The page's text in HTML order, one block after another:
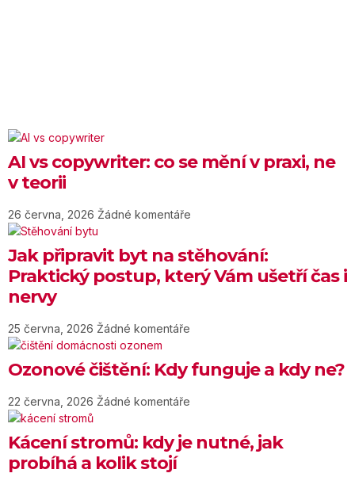
AI vs copywriter: co se mění v praxi, ne
v teorii
26 června, 2026 Žádné komentáře
Jak připravit byt na stěhování:
Praktický postup, který Vám ušetří čas i
nervy
25 června, 2026 Žádné komentáře
Ozonové čištění: Kdy funguje a kdy ne?
22 června, 2026 Žádné komentáře
Kácení stromů: kdy je nutné, jak
probíhá a kolik stojí